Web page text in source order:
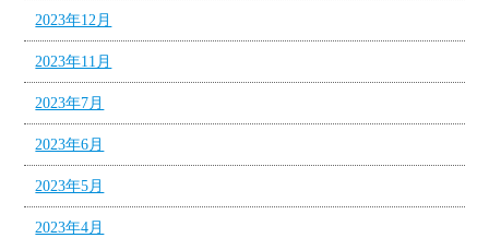
2023年12月
2023年11月
2023年7月
2023年6月
2023年5月
2023年4月